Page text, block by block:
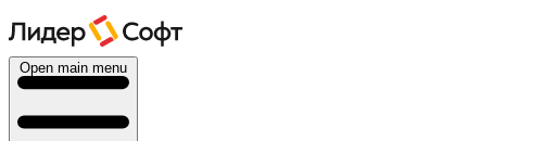
Open main menu